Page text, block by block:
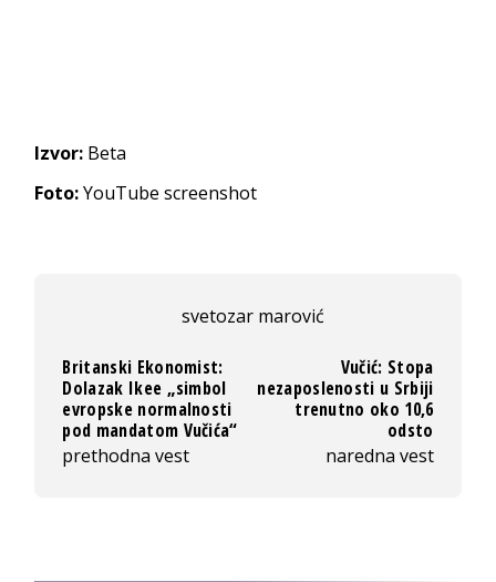
Izvor: Beta
Foto:YouTube screenshot
svetozar marović
Britanski Ekonomist:
Dolazak Ikee „simbol
evropske normalnosti
pod mandatom Vučića“
prethodna vest
Vučić: Stopa
nezaposlenosti u Srbiji
trenutno oko 10,6
odsto
naredna vest